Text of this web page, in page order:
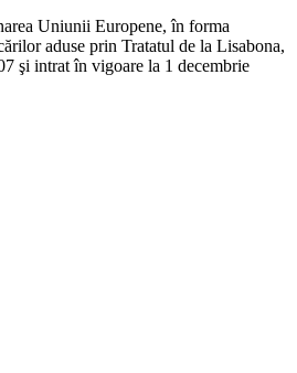
Uniunii Europene, în forma
aduse prin Tratatul de la Lisabona,
şi intrat în vigoare la 1 decembrie